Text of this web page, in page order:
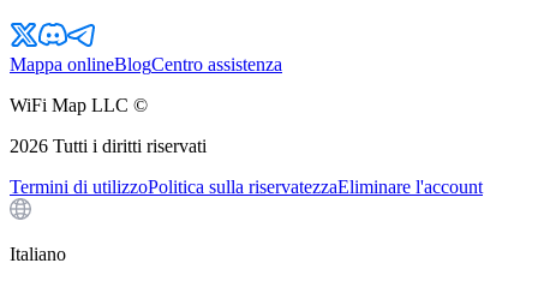
Mappa onlineBlogCentro assistenza
WiFi Map LLC ©
2026 Tutti i diritti riservati
Termini di utilizzoPolitica sulla riservatezzaEliminare l'account
Italiano